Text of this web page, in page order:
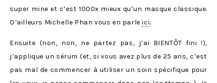
super mine et c’est 1000x mieux qu’un masque classique.
D’ailleurs Michelle Phan vous en parleici.
Ensuite (non, non, ne partez pas, j’ai BIENTÔT fini !),
j’applique un sérum (et, si vous avez plus de 25 ans, c’est
pas mal de commencer à utiliser un soin spécifique pour